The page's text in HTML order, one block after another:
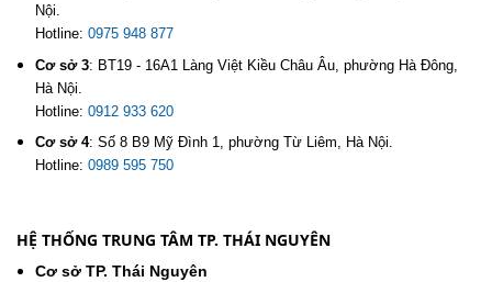
Nội.
Hotline: 0975 948 877
Cơ sở 3: BT19 - 16A1 Làng Việt Kiều Châu Âu, phường Hà Đông,
Hà Nội.
Hotline: 0912 933 620
Cơ sở 4: Số 8 B9 Mỹ Đình 1, phường Từ Liêm, Hà Nội.
Hotline: 0989 595 750
HỆ THỐNG TRUNG TÂM TP. THÁI NGUYÊN
Cơ sở TP. Thái Nguyên